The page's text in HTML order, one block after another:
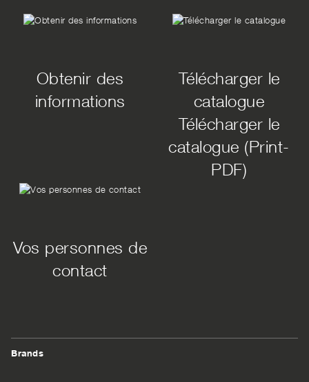
Obtenir des
informations
Télécharger le
catalogue
Télécharger le
catalogue (Print-
PDF)
Vos personnes de
contact
Brands